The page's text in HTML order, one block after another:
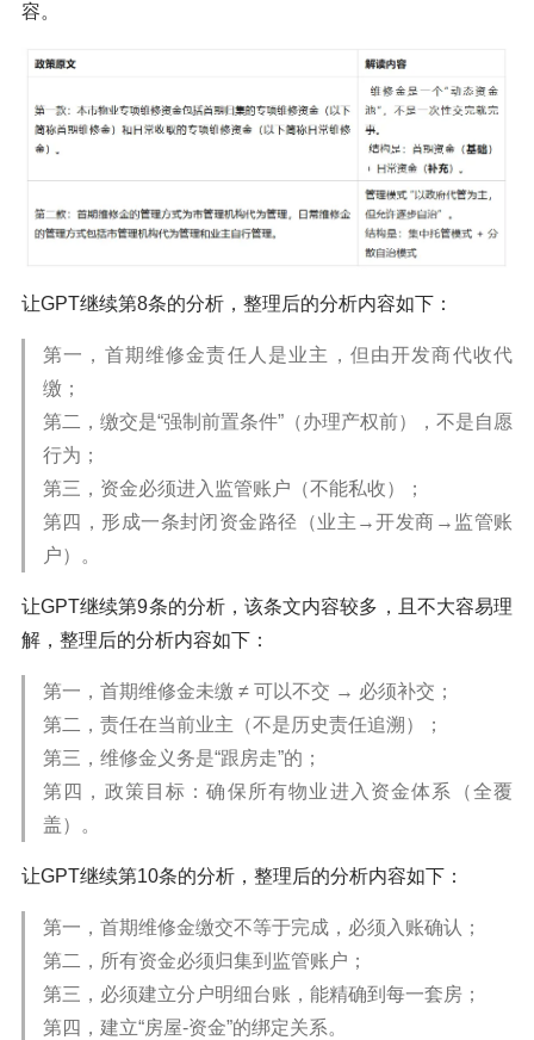
容。
让GPT继续第8条的分析，整理后的分析内容如下：
第一，首期维修金责任人是业主，但由开发商代收代
缴；
第二，缴交是“强制前置条件”（办理产权前），不是自愿
行为；
第三，资金必须进入监管账户（不能私收）；
第四，形成一条封闭资金路径（业主→开发商→监管账
户）。
让GPT继续第9条的分析，该条文内容较多，且不大容易理
解，整理后的分析内容如下：
第一，首期维修金未缴 ≠ 可以不交 → 必须补交；
第二，责任在当前业主（不是历史责任追溯）；
第三，维修金义务是“跟房走”的；
第四，政策目标：确保所有物业进入资金体系（全覆
盖）。
让GPT继续第10条的分析，整理后的分析内容如下：
第一，首期维修金缴交不等于完成，必须入账确认；
第二，所有资金必须归集到监管账户；
第三，必须建立分户明细台账，能精确到每一套房；
第四，建立“房屋-资金”的绑定关系。